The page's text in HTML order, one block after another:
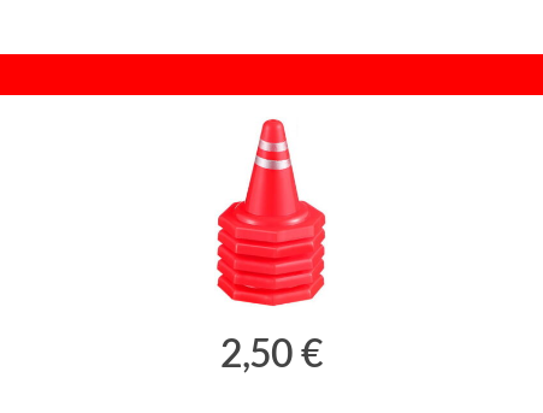
2,50 €